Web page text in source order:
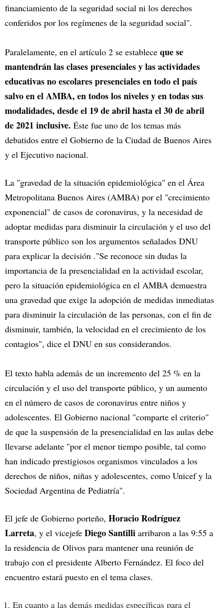
financiamiento de la seguridad social ni los derechos
conferidos por los regímenes de la seguridad social".
Paralelamente, en el artículo 2 se establece que se
mantendrán las clases presenciales y las actividades
educativas no escolares presenciales en todo el país
salvo en el AMBA, en todos los niveles y en todas sus
modalidades, desde el 19 de abril hasta el 30 de abril
de 2021 inclusive. Éste fue uno de los temas más
debatidos entre el Gobierno de la Ciudad de Buenos Aires
y el Ejecutivo nacional.
La "gravedad de la situación epidemiológica" en el Área
Metropolitana Buenos Aires (AMBA) por el "crecimiento
exponencial" de casos de coronavirus, y la necesidad de
adoptar medidas para disminuir la circulación y el uso del
transporte público son los argumentos señalados DNU
para explicar la decisión ."Se reconoce sin dudas la
importancia de la presencialidad en la actividad escolar,
pero la situación epidemiológica en el AMBA demuestra
una gravedad que exige la adopción de medidas inmediatas
para disminuir la circulación de las personas, con el fin de
disminuir, también, la velocidad en el crecimiento de los
contagios", dice el DNU en sus considerandos.
El texto habla además de un incremento del 25 % en la
circulación y el uso del transporte público, y un aumento
en el número de casos de coronavirus entre niños y
adolescentes. El Gobierno nacional "comparte el criterio"
de que la suspensión de la presencialidad en las aulas debe
llevarse adelante "por el menor tiempo posible, tal como
han indicado prestigiosos organismos vinculados a los
derechos de niños, niñas y adolescentes, como Unicef y la
Sociedad Argentina de Pediatría".
El jefe de Gobierno porteño, Horacio Rodríguez
Larreta, y el vicejefe Diego Santilli arribaron a las 9:55 a
la residencia de Olivos para mantener una reunión de
trabajo con el presidente Alberto Fernández. El foco del
encuentro estará puesto en el tema clases.
En cuanto a las demás medidas específicas para el